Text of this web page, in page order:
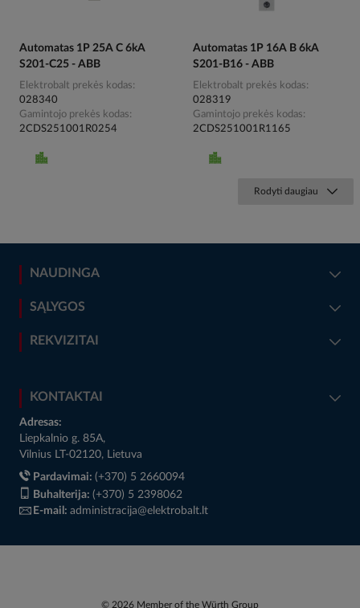
Automatas 1P 25A C 6kA
S201-C25 - ABB
Elektrobalt prekės kodas
028340
Gamintojo prekės kodas
2CDS251001R0254
Automatas 1P 16A B 6kA
S201-B16 - ABB
Elektrobalt prekės kodas
028319
Gamintojo prekės kodas
2CDS251001R1165
Rodyti daugiau
NAUDINGA
SĄLYGOS
REKVIZITAI
KONTAKTAI
Adresas:
Liepkalnio g. 85A,
Vilnius LT-02120, Lietuva
Pardavimai: (+370) 5 2660094
Buhalterija: (+370) 5 2398062
E-mail: administracija@elektrobalt.lt
© 2026 Member of the Würth Group